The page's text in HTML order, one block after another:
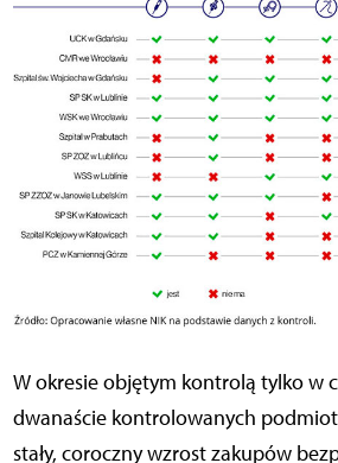
W okresie objętym kontrolą tylko w
dwanaście kontrolowanych
stały, coroczny wzrost zakupów